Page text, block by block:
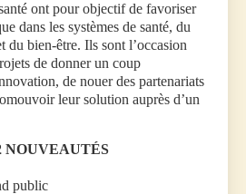
ont pour objectif de favoriser
dans les systèmes de santé, du
du bien-être. Ils sont l’occasion
de donner un coup
de nouer des partenariats
leur solution auprès d’un
NOUVEAUTÉS
public